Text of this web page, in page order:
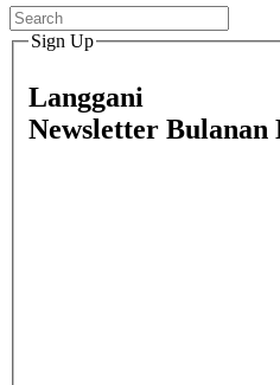
Sign Up
Langgani
Newsletter Bulanan